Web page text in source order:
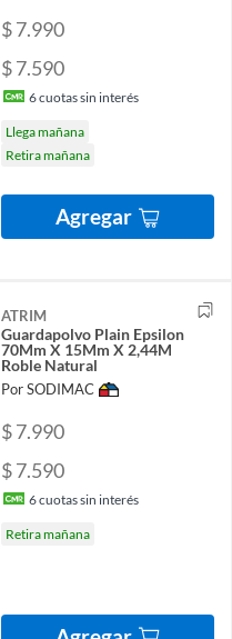
$ 7.990
$ 7.590
6cuotas sin interés
Llega mañana
Retira mañana
Agregar
ATRIM
Guardapolvo Plain Epsilon
70Mm X 15Mm X 2,44M
Roble Natural
Por SODIMAC
$ 7.990
$ 7.590
6cuotas sin interés
Retira mañana